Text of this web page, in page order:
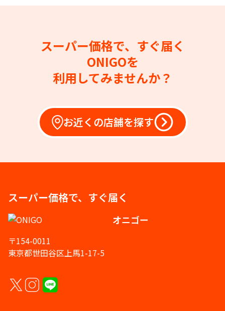
スーパー価格で、すぐ届く
ONIGOを
利用してみませんか？
お近くの店舗を探す
スーパー価格で、すぐ届く
オニゴー
〒154-0011
東京都世田谷区上馬1-17-5